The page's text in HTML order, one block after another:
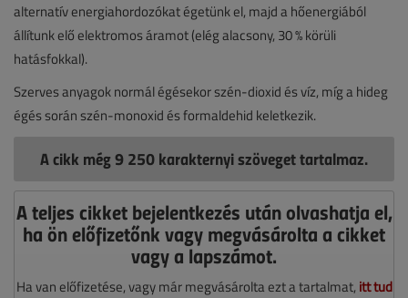
alternatív energiahordozókat égetünk el, majd a hőenergiából
állítunk elő elektromos áramot (elég alacsony, 30 % körüli
hatásfokkal).
Szerves anyagok normál égésekor szén-dioxid és víz, míg a hideg
égés során szén-monoxid és formaldehid keletkezik.
A cikk még 9 250 karakternyi szöveget tartalmaz.
A teljes cikket bejelentkezés után olvashatja el,
ha ön előfizetőnk vagy megvásárolta a cikket
vagy a lapszámot.
Ha van előfizetése, vagy már megvásárolta ezt a tartalmat, itt tud